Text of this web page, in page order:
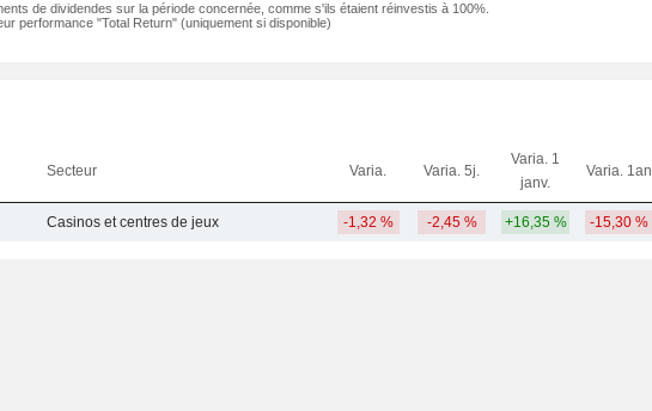
de dividendes sur la période concernée, comme s'ils étaient réinvestis à 100%.
performance "Total Return" (uniquement si disponible)
Secteur Varia. Varia. 5j.
Varia. 1
janv.
Varia. 1an
Casinos et centres de jeux -1,32 % -2,45 % +16,35 % -15,30 %